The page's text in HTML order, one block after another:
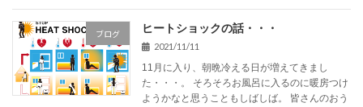
ブログ ヒートショックの話・・・
2021/11/11
11月に入り、朝晩冷える日が増えてきまし
た・・・。 そろそろお風呂に入るのに暖房つけ
ようかなと思うこともしばしば。 皆さんのおう